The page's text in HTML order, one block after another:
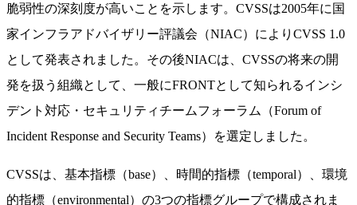
脆弱性の深刻度が高いことを示します。CVSSは2005年に国
家インフラアドバイザリー評議会（NIAC）によりCVSS 1.0
として発表されました。その後NIACは、CVSSの将来の開
発を扱う組織として、一般にFRONTとして知られるインシ
デント対応・セキュリティチームフォーラム（Forum of
Incident Response and Security Teams）を選定しました。
CVSSは、基本指標（base）、時間的指標（temporal）、環境
的指標（environmental）の3つの指標グループで構成されま